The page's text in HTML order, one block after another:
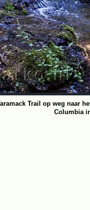
Trail op weg naar
Columbia